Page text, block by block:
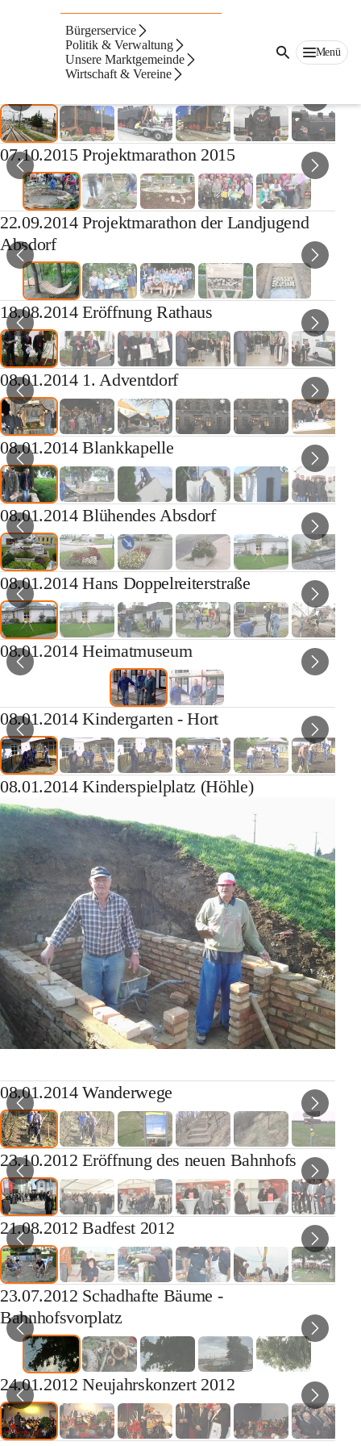
Bürgerservice
Politik & Verwaltung
Unsere Marktgemeinde
Wirtschaft & Vereine
Menü
Fotogalerie
26.04.2017 Denkmallok "Moritz"
07.10.2015 Projektmarathon 2015
22.09.2014 Projektmarathon der Landjugend
Absdorf
18.08.2014 Eröffnung Rathaus
08.01.2014 1. Adventdorf
08.01.2014 Blankkapelle
08.01.2014 Blühendes Absdorf
08.01.2014 Hans Doppelreiterstraße
08.01.2014 Heimatmuseum
08.01.2014 Kindergarten - Hort
08.01.2014 Kinderspielplatz (Höhle)
08.01.2014 Wanderwege
23.10.2012 Eröffnung des neuen Bahnhofs
21.08.2012 Badfest 2012
23.07.2012 Schadhafte Bäume -
Bahnhofsvorplatz
24.01.2012 Neujahrskonzert 2012